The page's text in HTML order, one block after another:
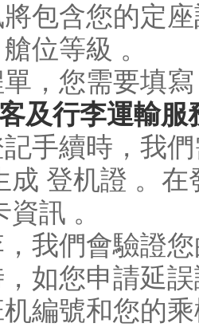
包含您的定
位等級 。
，您需要填
及行李運輸服
手續時，我
成 登机證 。
訊 。
我們會驗證
如您申請延
編號和您的